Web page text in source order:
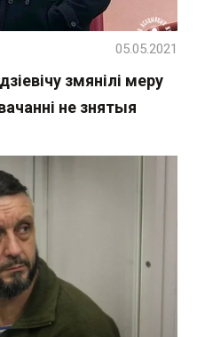
змянілі меру
не знятыя
05.05.2021